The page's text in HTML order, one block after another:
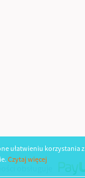
ułatwieniu korzystania z
Czytaj więcej